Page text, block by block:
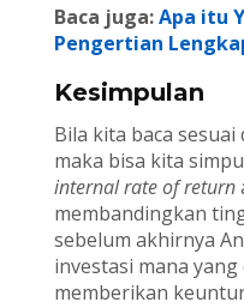
Baca juga:Apa itu
Pengertian
Kesimpulan
Bila kita baca
maka bisa kita
internal rate of return
membandingkan
sebelum akhirnya
investasi mana
memberikan